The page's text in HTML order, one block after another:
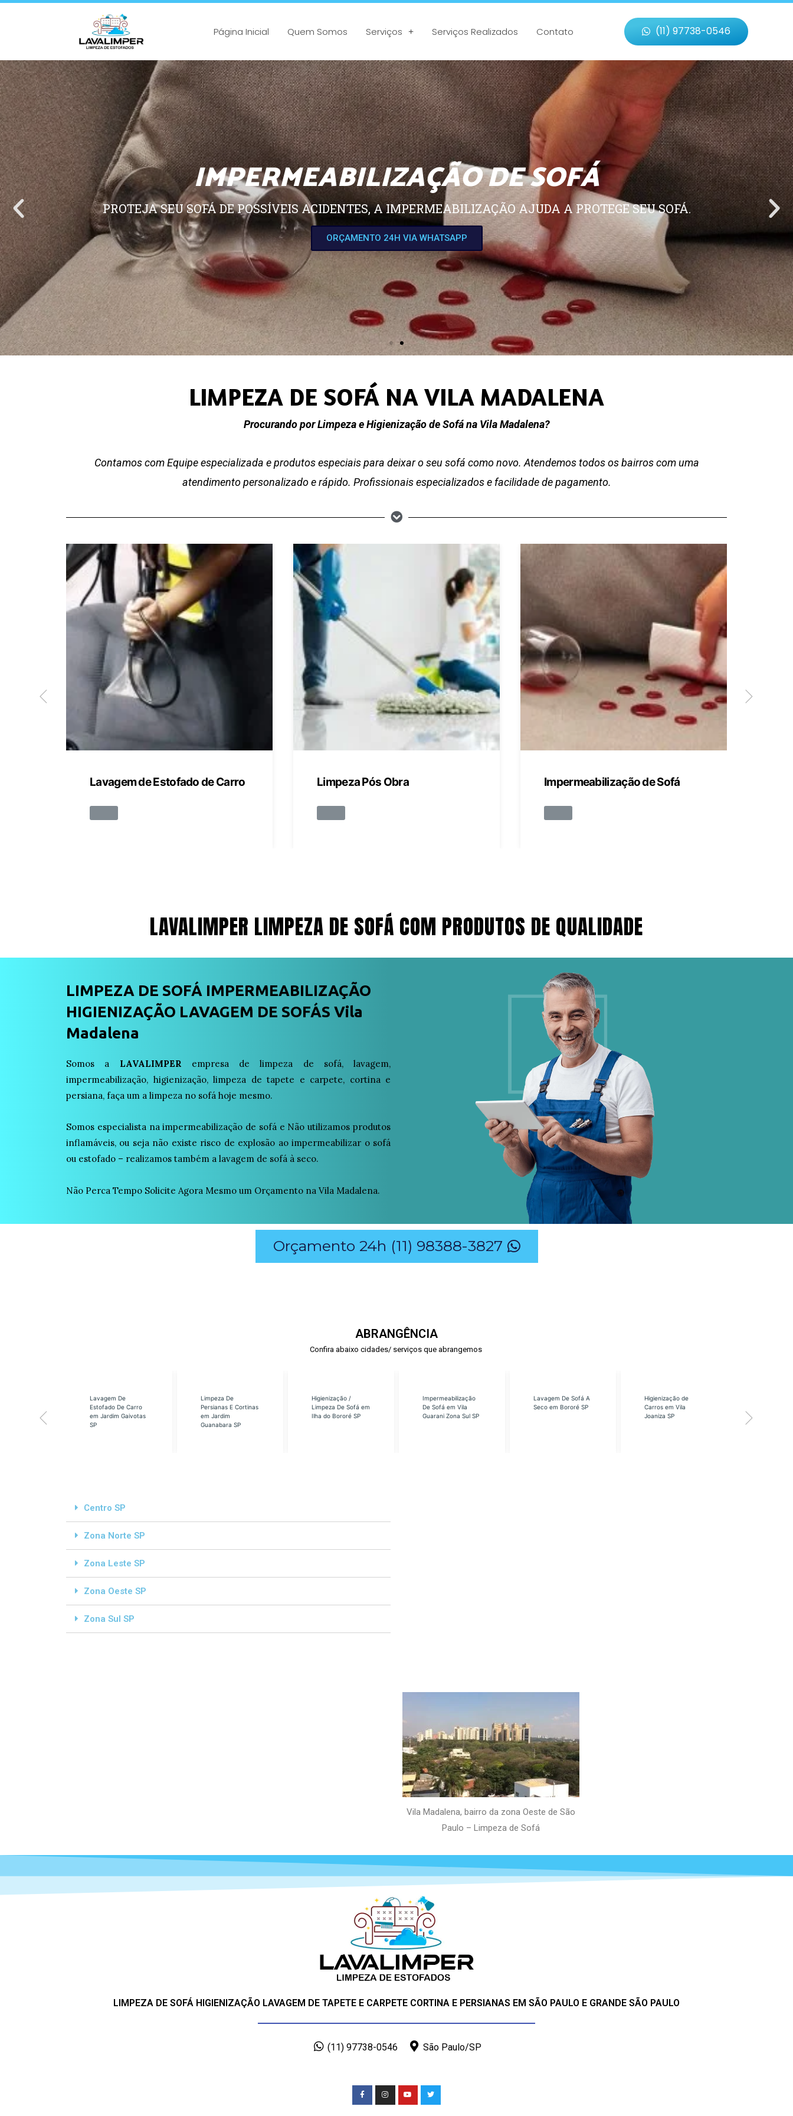
Página Inicial Quem Somos Serviços Serviços Realizados Contato (11) 97738-0546
IMPERMEABILIZAÇÃO DE SOFÁ
PROTEJA SEU SOFÁ DE POSSÍVEIS ACIDENTES, A IMPERMEABILIZAÇÃO AJUDA A PROTEGE SEU SOFÁ.
ORÇAMENTO 24H VIA WHATSAPP
LIMPEZA DE SOFÁ NA VILA MADALENA
Procurando por Limpeza e Higienização de Sofá na Vila Madalena?
Contamos com Equipe especializada e produtos especiais para deixar o seu sofá como novo. Atendemos todos os bairros com uma
atendimento personalizado e rápido. Profissionais especializados e facilidade de pagamento.
Lavagem de Estofado de Carro Limpeza Pós Obra Impermeabilização de Sofá
LAVALIMPER LIMPEZA DE SOFÁ COM PRODUTOS DE QUALIDADE
LIMPEZA DE SOFÁ IMPERMEABILIZAÇÃO
HIGIENIZAÇÃO LAVAGEM DE SOFÁS Vila
Madalena
Somos a LAVALIMPER empresa de limpeza de sofá, lavagem,
impermeabilização, higienização, limpeza de tapete e carpete, cortina e
persiana, faça um a limpeza no sofá hoje mesmo.
Somos especialista na impermeabilização de sofá e Não utilizamos produtos
inflamáveis, ou seja não existe risco de explosão ao impermeabilizar o sofá
ou estofado – realizamos também a lavagem de sofá à seco.
Não Perca Tempo Solicite Agora Mesmo um Orçamento na Vila Madalena.
Orçamento 24h (11) 98388-3827
ABRANGÊNCIA
Confira abaixo cidades/ serviços que abrangemos
Lavagem De
Estofado De Carro
em Jardim Gaivotas
SP
Limpeza De
Persianas E Cortinas
em Jardim
Guanabara SP
Higienização /
Limpeza De Sofá em
Ilha do Bororé SP
Impermeabilização
De Sofá em Vila
Guarani Zona Sul SP
Lavagem De Sofá A
Seco em Bororé SP
Higienização de
Carros em Vila
Joaniza SP
Centro SP
Zona Norte SP
Zona Leste SP
Zona Oeste SP
Zona Sul SP
Vila Madalena, bairro da zona Oeste de São
Paulo – Limpeza de Sofá
LIMPEZA DE SOFÁ HIGIENIZAÇÃO LAVAGEM DE TAPETE E CARPETE CORTINA E PERSIANAS EM SÃO PAULO E GRANDE SÃO PAULO
(11) 97738-0546 São Paulo/SP